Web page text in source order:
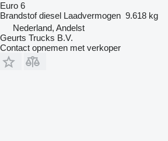
Euro 6
Brandstof diesel Laadvermogen 9.618 kg
Nederland, Andelst
Geurts Trucks B.V.
Contact opnemen met verkoper